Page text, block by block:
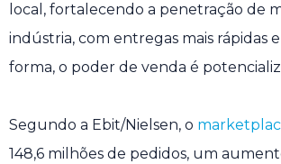
local, fortalecendo a penetração de
indústria, com entregas mais rápidas
forma, o poder de venda é
Segundo a Ebit/Nielsen, o
148,6 milhões de pedidos, um